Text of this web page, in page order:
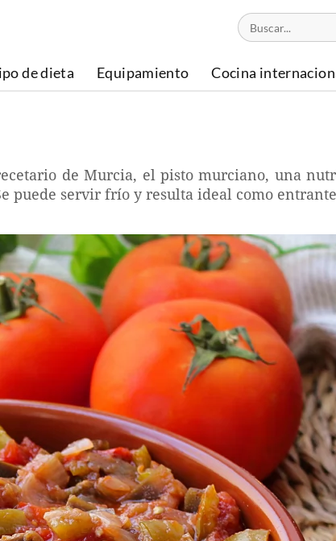
de dieta Equipamiento Cocina
de Murcia, el pisto murciano, una
puede servir frío y resulta ideal como